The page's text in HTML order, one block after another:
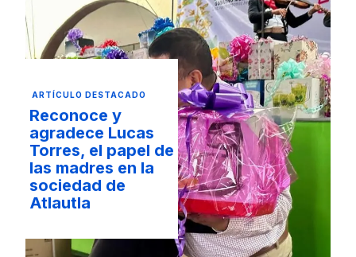
ARTÍCULO DESTACADO
Reconoce y
agradece Lucas
Torres, el papel de
las madres en la
sociedad de
Atlautla